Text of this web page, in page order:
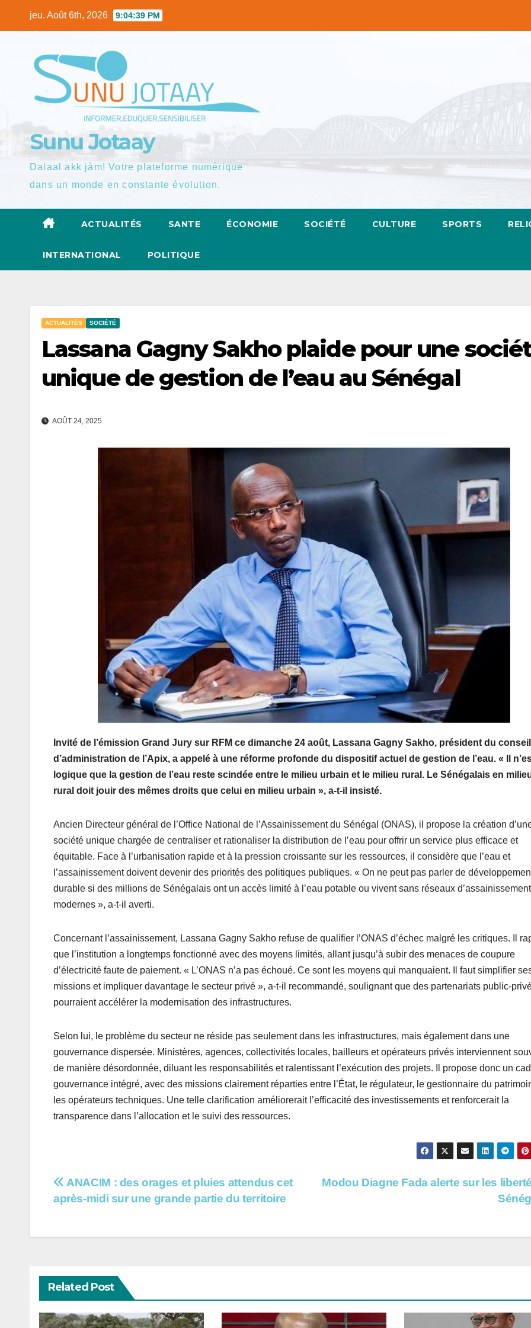
jeu. Août 6th, 2026 9:04:40 PM
Sunu Jotaay
Dalaal akk jàm! Votre plateforme numérique
dans un monde en constante évolution.
ACTUALITÉS SANTE ÉCONOMIE SOCIÉTÉ CULTURE SPORTS
INTERNATIONAL POLITIQUE
ACTUALITÉS SOCIÉTÉ
Lassana Gagny Sakho plaide pour une
unique de gestion de l’eau au Sénégal
AOÛT 24, 2025
Invité de l’émission Grand Jury sur RFM ce dimanche 24 août, Lassana Gagny Sakho, président du conseil
d’administration de l’Apix, a appelé à une réforme profonde du dispositif actuel de gestion de l’eau. « Il
logique que la gestion de l’eau reste scindée entre le milieu urbain et le milieu rural. Le Sénégalais en
rural doit jouir des mêmes droits que celui en milieu urbain », a-t-il insisté.
Ancien Directeur général de l’Office National de l’Assainissement du Sénégal (ONAS), il propose la création
société unique chargée de centraliser et rationaliser la distribution de l’eau pour offrir un service plus efficace et
équitable. Face à l’urbanisation rapide et à la pression croissante sur les ressources, il considère que l’eau et
l’assainissement doivent devenir des priorités des politiques publiques. « On ne peut pas parler de
durable si des millions de Sénégalais ont un accès limité à l’eau potable ou vivent sans réseaux d’assainissement
modernes », a-t-il averti.
Concernant l’assainissement, Lassana Gagny Sakho refuse de qualifier l’ONAS d’échec malgré les critiques. Il
que l’institution a longtemps fonctionné avec des moyens limités, allant jusqu’à subir des menaces de coupure
d’électricité faute de paiement. « L’ONAS n’a pas échoué. Ce sont les moyens qui manquaient. Il faut simplifier
missions et impliquer davantage le secteur privé », a-t-il recommandé, soulignant que des partenariats public-
pourraient accélérer la modernisation des infrastructures.
Selon lui, le problème du secteur ne réside pas seulement dans les infrastructures, mais également dans une
gouvernance dispersée. Ministères, agences, collectivités locales, bailleurs et opérateurs privés interviennent
de manière désordonnée, diluant les responsabilités et ralentissant l’exécution des projets. Il propose donc un
gouvernance intégré, avec des missions clairement réparties entre l’État, le régulateur, le gestionnaire du
les opérateurs techniques. Une telle clarification améliorerait l’efficacité des investissements et renforcerait la
transparence dans l’allocation et le suivi des ressources.
Navigation
de
l’article
Modou Diagne Fada alerte sur les
ANACIM : des orages et pluies attendus cet
après-midi sur une grande partie du territoire
Related Post